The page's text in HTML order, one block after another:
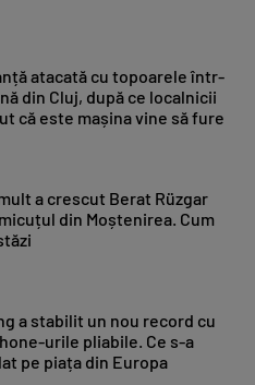
atacată cu topoarele într-
din Cluj, după ce localnicii
că este mașina vine să fure
a crescut Berat Rüzgar
din Moștenirea. Cum
a stabilit un nou record cu
urile pliabile. Ce s-a
pe piața din Europa